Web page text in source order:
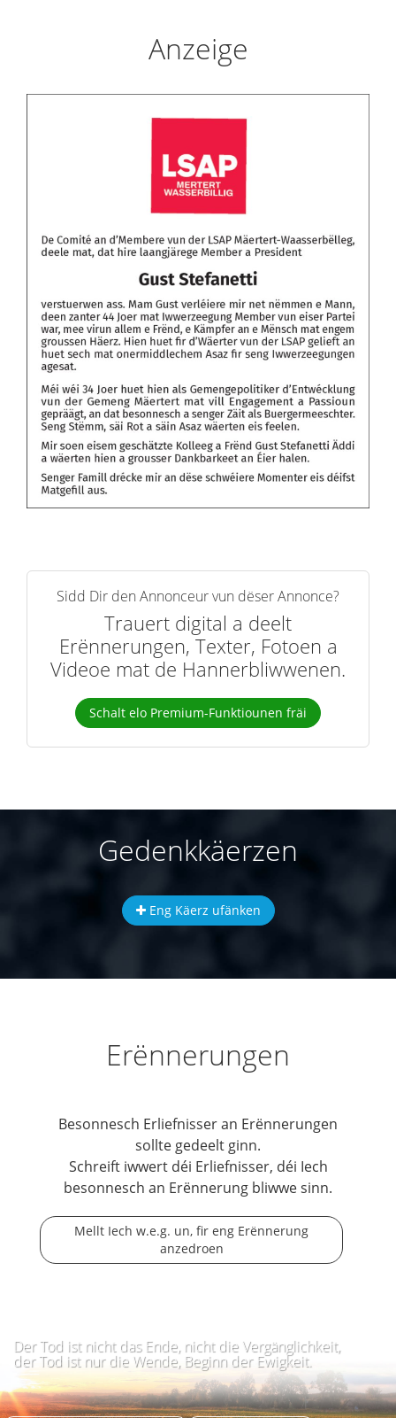
Anzeige
Sidd Dir den Annonceur vun dëser Annonce?
Trauert digital a deelt
Erënnerungen, Texter, Fotoen a
Videoe mat de Hannerbliwwenen.
Schalt elo Premium-Funktiounen fräi
Gedenkkäerzen
Eng Käerz ufänken
Erënnerungen
Besonnesch Erliefnisser an Erënnerungen
sollte gedeelt ginn.
Schreift iwwert déi Erliefnisser, déi Iech
besonnesch an Erënnerung bliwwe sinn.
Mellt Iech w.e.g. un, fir eng Erënnerung
anzedroen
Der Tod ist nicht das Ende, nicht die Vergänglichkeit,
der Tod ist nur die Wende, Beginn der Ewigkeit.